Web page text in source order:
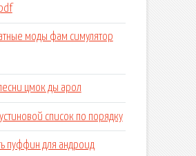
моды фам симулятор
песни цмок ды арол
список по порядку
пуффин для андроид